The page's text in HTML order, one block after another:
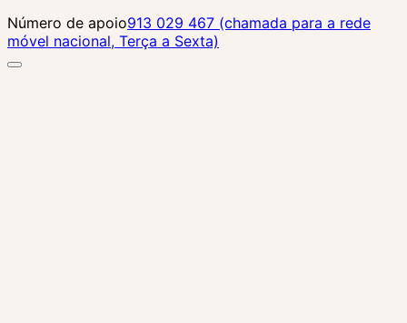
Número de apoio913 029 467 (chamada para a rede
móvel nacional, Terça a Sexta)